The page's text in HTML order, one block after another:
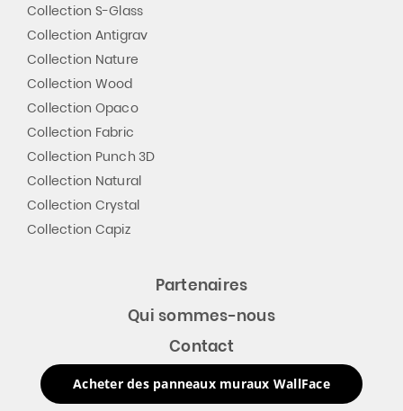
Collection S-Glass
Collection Antigrav
Collection Nature
Collection Wood
Collection Opaco
Collection Fabric
Collection Punch 3D
Collection Natural
Collection Crystal
Collection Capiz
Partenaires
Qui sommes-nous
Contact
Acheter des panneaux muraux WallFace